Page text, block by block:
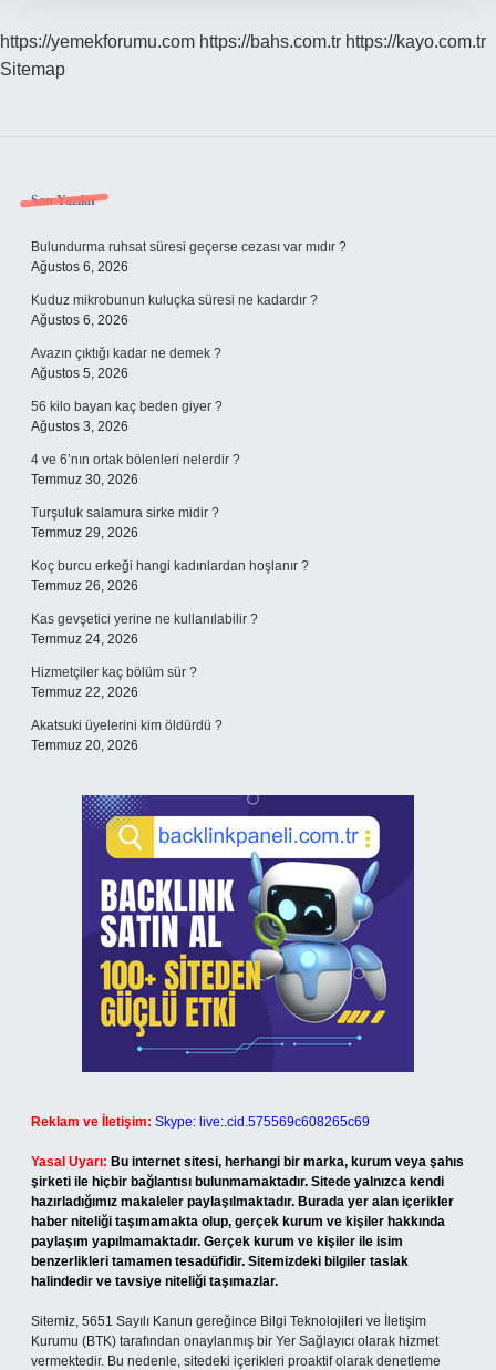
https://yemekforumu.com https://bahs.com.tr https://kayo.com.tr
Sitemap
Sidebar
Son Yazılar
Bulundurma ruhsat süresi geçerse cezası var mıdır ?
Ağustos 6, 2026
Kuduz mikrobunun kuluçka süresi ne kadardır ?
Ağustos 6, 2026
Avazın çıktığı kadar ne demek ?
Ağustos 5, 2026
56 kilo bayan kaç beden giyer ?
Ağustos 3, 2026
4 ve 6’nın ortak bölenleri nelerdir ?
Temmuz 30, 2026
Turşuluk salamura sirke midir ?
Temmuz 29, 2026
Koç burcu erkeği hangi kadınlardan hoşlanır ?
Temmuz 26, 2026
Kas gevşetici yerine ne kullanılabilir ?
Temmuz 24, 2026
Hizmetçiler kaç bölüm sür ?
Temmuz 22, 2026
Akatsuki üyelerini kim öldürdü ?
Temmuz 20, 2026
Reklam ve İletişim: Skype: live:.cid.575569c608265c69
Yasal Uyarı: Bu internet sitesi, herhangi bir marka, kurum veya şahıs
şirketi ile hiçbir bağlantısı bulunmamaktadır. Sitede yalnızca kendi
hazırladığımız makaleler paylaşılmaktadır. Burada yer alan içerikler
haber niteliği taşımamakta olup, gerçek kurum ve kişiler hakkında
paylaşım yapılmamaktadır. Gerçek kurum ve kişiler ile isim
benzerlikleri tamamen tesadüfidir. Sitemizdeki bilgiler taslak
halindedir ve tavsiye niteliği taşımazlar.
Sitemiz, 5651 Sayılı Kanun gereğince Bilgi Teknolojileri ve İletişim
Kurumu (BTK) tarafından onaylanmış bir Yer Sağlayıcı olarak hizmet
vermektedir. Bu nedenle, sitedeki içerikleri proaktif olarak denetleme